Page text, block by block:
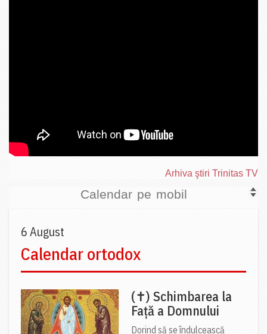
Arhiva ştiri Trinitas TV
Calendar pe mobil
6 August
Calendar ortodox
(✝) Schimbarea la
Față a Domnului
Dorind să se îndulcească